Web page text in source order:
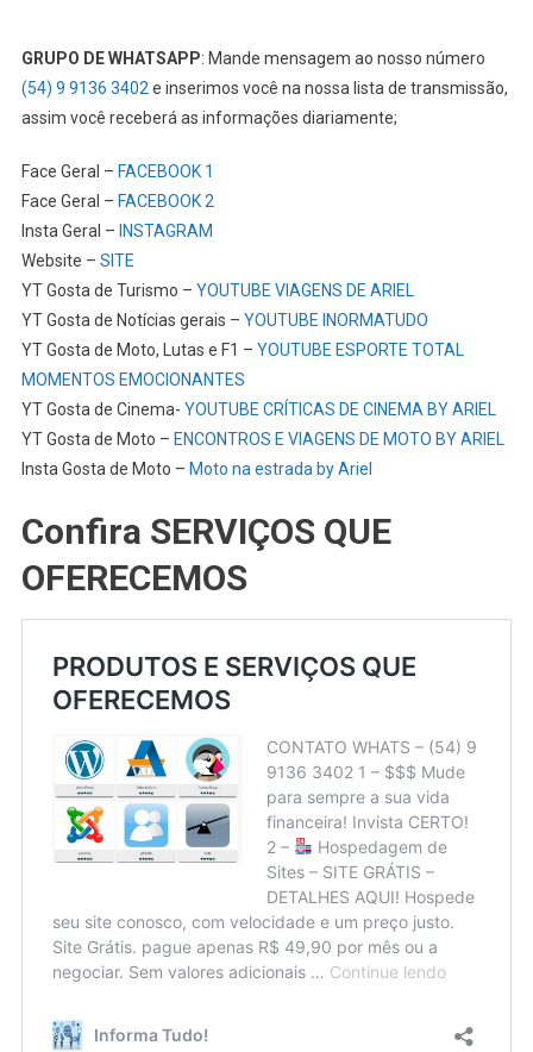
GRUPO DE WHATSAPP: Mande mensagem ao nosso número
(54) 9 9136 3402e inserimos você na nossa lista de transmissão,
assim você receberá as informações diariamente;
Face Geral – FACEBOOK 1
Face Geral – FACEBOOK 2
Insta Geral – INSTAGRAM
Website – SITE
YT Gosta de Turismo – YOUTUBE VIAGENS DE ARIEL
YT Gosta de Notícias gerais – YOUTUBE INORMATUDO
YT Gosta de Moto, Lutas e F1 – YOUTUBE ESPORTE TOTAL
MOMENTOS EMOCIONANTES
YT Gosta de Cinema- YOUTUBE CRÍTICAS DE CINEMA BY ARIEL
YT Gosta de Moto – ENCONTROS E VIAGENS DE MOTO BY ARIEL
Insta Gosta de Moto – Moto na estrada by Ariel
Confira SERVIÇOS QUE
OFERECEMOS